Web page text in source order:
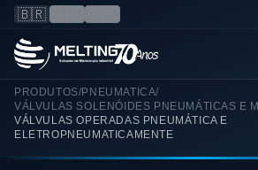
🇧🇷
PRODUTOS/PNEUMATICA/
VÁLVULAS SOLENÓIDES PNEUMÁTICAS E
VÁLVULAS OPERADAS PNEUMÁTICA E
ELETROPNEUMATICAMENTE